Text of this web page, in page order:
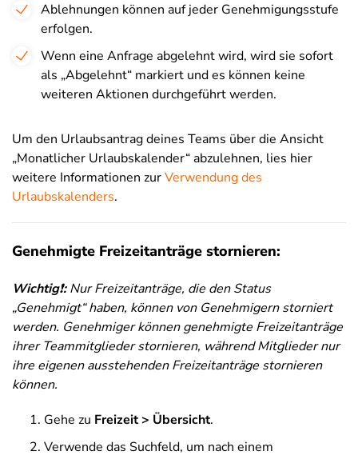
Ablehnungen können auf jeder Genehmigungsstufe
erfolgen.
Wenn eine Anfrage abgelehnt wird, wird sie sofort
als „Abgelehnt“ markiert und es können keine
weiteren Aktionen durchgeführt werden.
Um den Urlaubsantrag deines Teams über die Ansicht
„Monatlicher Urlaubskalender“ abzulehnen, lies hier
weitere Informationen zurVerwendung des
Urlaubskalenders.
Genehmigte Freizeitanträge stornieren:
Wichtig❗: Nur Freizeitanträge, die den Status
„Genehmigt“ haben, können von Genehmigern storniert
werden. Genehmiger können genehmigte Freizeitanträge
ihrer Teammitglieder stornieren, während Mitglieder nur
ihre eigenen ausstehenden Freizeitanträge stornieren
können.
Gehe zu Freizeit > Übersicht.
Verwende das Suchfeld, um nach einem